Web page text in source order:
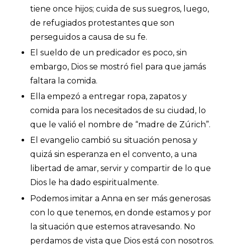
tiene once hijos; cuida de sus suegros, luego,
de refugiados protestantes que son
perseguidos a causa de su fe.
El sueldo de un predicador es poco, sin
embargo, Dios se mostró fiel para que jamás
faltara la comida.
Ella empezó a entregar ropa, zapatos y
comida para los necesitados de su ciudad, lo
que le valió el nombre de “madre de Zúrich”.
El evangelio cambió su situación penosa y
quizá sin esperanza en el convento, a una
libertad de amar, servir y compartir de lo que
Dios le ha dado espiritualmente.
Podemos imitar a Anna en ser más generosas
con lo que tenemos, en donde estamos y por
la situación que estemos atravesando. No
perdamos de vista que Dios está con nosotros.